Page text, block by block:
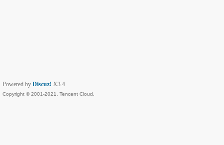
Powered by Discuz! X3.4
Copyright © 2001-2021, Tencent Cloud.